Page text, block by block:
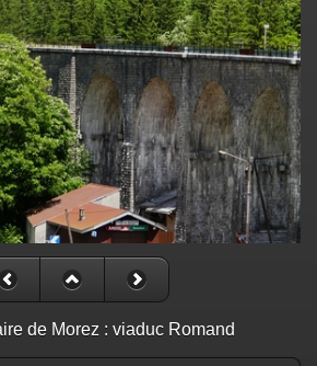
de Morez : viaduc Romand